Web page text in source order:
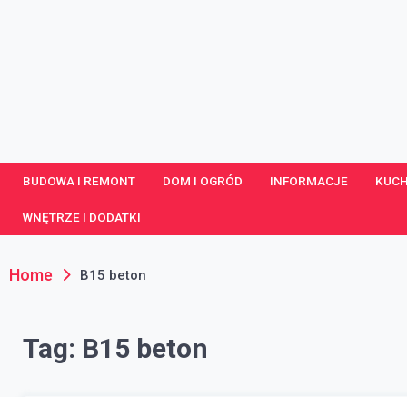
portaldom.com.pl
BUDOWA I REMONT DOM I OGRÓD INFORMACJE
WNĘTRZE I DODATKI
Home B15 beton
Tag: B15 beton